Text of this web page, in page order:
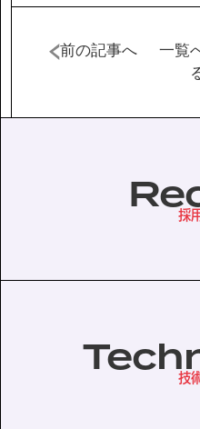
営業カタログ
個人情報等保護ポリシー
前の記事へ
一覧
採
技